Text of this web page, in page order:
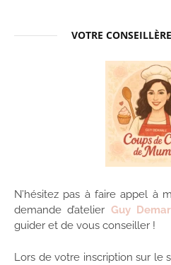
VOTRE
N’hésitez pas à faire appel à
demande d’atelier Guy
guider et de vous conseiller !
Lors de votre inscription sur le